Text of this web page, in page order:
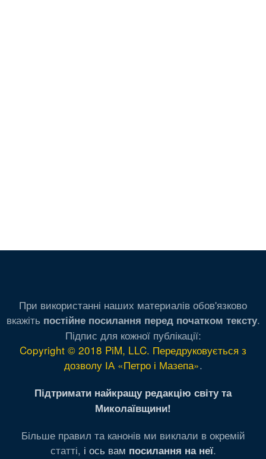
При використанні наших материалів обов'язково
вкажіть постійне посилання перед початком тексту.
Підпис для кожної публікації:
Copyright © 2018 PiM, LLC. Передруковується з
дозволу ІА «Петро і Мазепа».
Підтримати найкращу редакцію світу та
Миколаївщини!
Більше правил та канонів ми виклали в окремій
статті, і ось вам посилання на неї.